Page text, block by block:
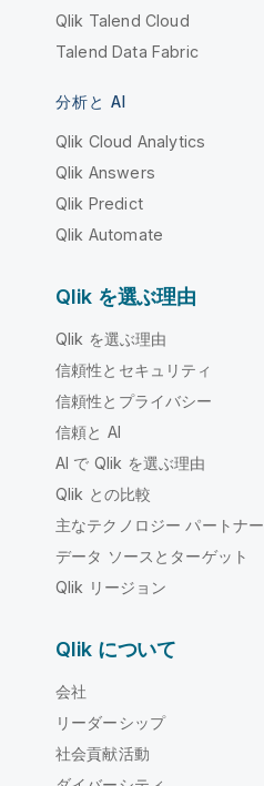
Qlik Talend Cloud
Talend Data Fabric
分析と AI
Qlik Cloud Analytics
Qlik Answers
Qlik Predict
Qlik Automate
Qlik を選ぶ理由
Qlik を選ぶ理由
信頼性とセキュリティ
信頼性とプライバシー
信頼と AI
AI で Qlik を選ぶ理由
Qlik との比較
主なテクノロジー パートナー
データ ソースとターゲット
Qlik リージョン
Qlik について
会社
リーダーシップ
社会貢献活動